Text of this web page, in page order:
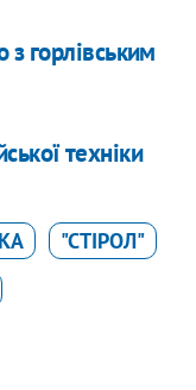
горлівським
техніки
"СТІРОЛ"